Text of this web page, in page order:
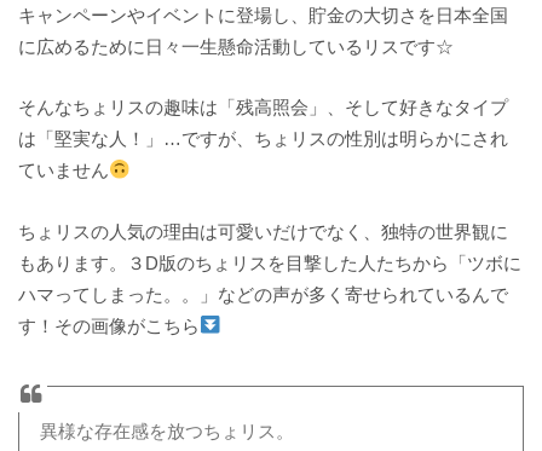
キャンペーンやイベントに登場し、貯金の大切さを日本全国
に広めるために日々一生懸命活動しているリスです☆
そんなちょリスの趣味は「残高照会」、そして好きなタイプ
は「堅実な人！」…ですが、ちょリスの性別は明らかにされ
ていません
ちょリスの人気の理由は可愛いだけでなく、独特の世界観に
もあります。３D版のちょリスを目撃した人たちから「ツボに
ハマってしまった。。」などの声が多く寄せられているんで
す！その画像がこちら
異様な存在感を放つちょリス。